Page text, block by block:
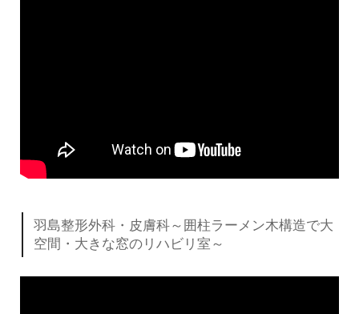
羽島整形外科・皮膚科～囲柱ラーメン木構造で大
空間・大きな窓のリハビリ室～